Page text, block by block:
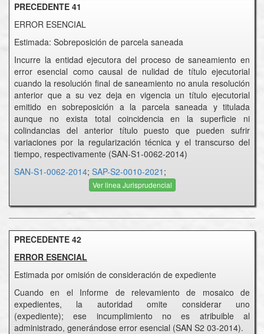
PRECEDENTE 41
ERROR ESENCIAL
Estimada: Sobreposición de parcela saneada
Incurre la entidad ejecutora del proceso de saneamiento en
error esencial como causal de nulidad de título ejecutorial
cuando la resolución final de saneamiento no anula resolución
anterior que a su vez deja en vigencia un título ejecutorial
emitido en sobreposición a la parcela saneada y titulada
aunque no exista total coincidencia en la superficie ni
colindancias del anterior título puesto que pueden sufrir
variaciones por la regularización técnica y el transcurso del
tiempo, respectivamente (SAN-S1-0062-2014)
SAN-S1-0062-2014; SAP-S2-0010-2021 ;
Ver linea Jurisprudencial
PRECEDENTE 42
ERROR ESENCIAL
Estimada por omisión de consideración de expediente
Cuando en el Informe de relevamiento de mosaico de
expedientes, la autoridad omite considerar uno
(expediente); ese incumplimiento no es atribuible al
administrado, generándose error esencial (SAN S2 03-2014).